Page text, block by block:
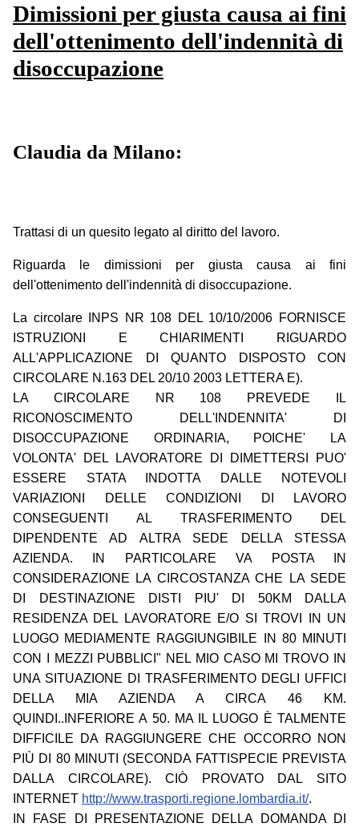
Dimissioni per giusta causa ai fini
dell'ottenimento dell'indennità di
disoccupazione
Claudia da Milano:
Trattasi di un quesito legato al diritto del lavoro.
Riguarda le dimissioni per giusta causa ai fini
dell'ottenimento dell'indennità di disoccupazione.
La circolare INPS NR 108 DEL 10/10/2006 FORNISCE
ISTRUZIONI E CHIARIMENTI RIGUARDO
ALL'APPLICAZIONE DI QUANTO DISPOSTO CON
CIRCOLARE N.163 DEL 20/10 2003 LETTERA E).
LA CIRCOLARE NR 108 PREVEDE IL
RICONOSCIMENTO DELL'INDENNITA' DI
DISOCCUPAZIONE ORDINARIA, POICHE' LA
VOLONTA' DEL LAVORATORE DI DIMETTERSI PUO'
ESSERE STATA INDOTTA DALLE NOTEVOLI
VARIAZIONI DELLE CONDIZIONI DI LAVORO
CONSEGUENTI AL TRASFERIMENTO DEL
DIPENDENTE AD ALTRA SEDE DELLA STESSA
AZIENDA. IN PARTICOLARE VA POSTA IN
CONSIDERAZIONE LA CIRCOSTANZA CHE LA SEDE
DI DESTINAZIONE DISTI PIU' DI 50KM DALLA
RESIDENZA DEL LAVORATORE E/O SI TROVI IN UN
LUOGO MEDIAMENTE RAGGIUNGIBILE IN 80 MINUTI
CON I MEZZI PUBBLICI" NEL MIO CASO MI TROVO IN
UNA SITUAZIONE DI TRASFERIMENTO DEGLI UFFICI
DELLA MIA AZIENDA A CIRCA 46 KM.
QUINDI..INFERIORE A 50. MA IL LUOGO È TALMENTE
DIFFICILE DA RAGGIUNGERE CHE OCCORRO NON
PIÙ DI 80 MINUTI (SECONDA FATTISPECIE PREVISTA
DALLA CIRCOLARE). CIÒ PROVATO DAL SITO
INTERNET http://www.trasporti.regione.lombardia.it/.
IN FASE DI PRESENTAZIONE DELLA DOMANDA DI